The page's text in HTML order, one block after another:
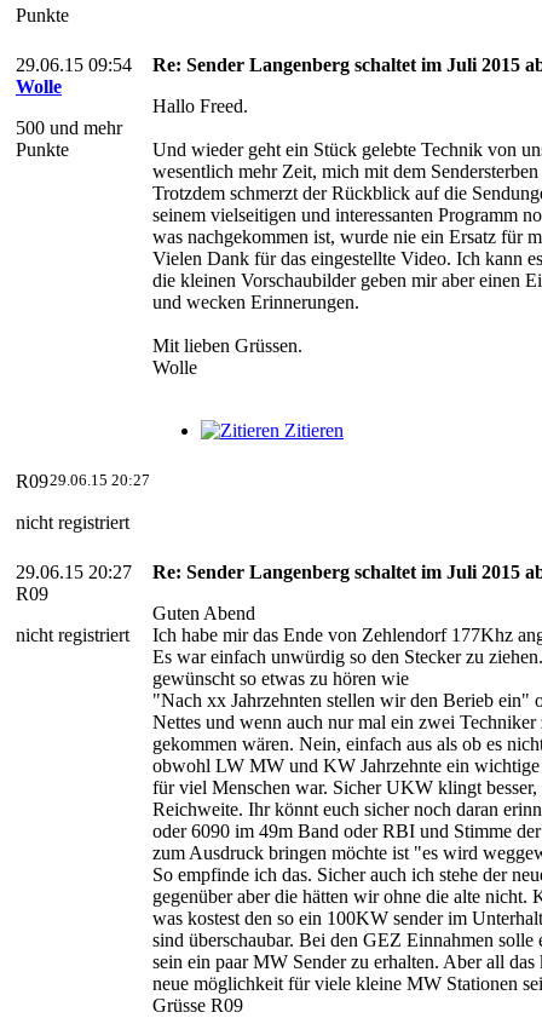
Punkte
29.06.15 09:54
Wolle
500 und mehr
Punkte
Re: Sender Langenberg schaltet im Juli 2015
Hallo Freed.
Und wieder geht ein Stück gelebte Technik von
wesentlich mehr Zeit, mich mit dem
Trotzdem schmerzt der Rückblick auf die
seinem vielseitigen und interessanten Programm
was nachgekommen ist, wurde nie ein Ersatz für
Vielen Dank für das eingestellte Video. Ich kann
die kleinen Vorschaubilder geben mir aber einen
und wecken Erinnerungen.
Mit lieben Grüssen.
Wolle
Zitieren
29.06.15 20:27
R09
nicht registriert
29.06.15 20:27
R09
nicht registriert
Re: Sender Langenberg schaltet im Juli 2015
Guten Abend
Ich habe mir das Ende von Zehlendorf 177Khz
Es war einfach unwürdig so den Stecker zu
gewünscht so etwas zu hören wie
"Nach xx Jahrzehnten stellen wir den Berieb ein"
Nettes und wenn auch nur mal ein zwei Techniker
gekommen wären. Nein, einfach aus als ob es
obwohl LW MW und KW Jahrzehnte ein
für viel Menschen war. Sicher UKW klingt besser,
Reichweite. Ihr könnt euch sicher noch daran
oder 6090 im 49m Band oder RBI und Stimme
zum Ausdruck bringen möchte ist "es wird
So empfinde ich das. Sicher auch ich stehe der
gegenüber aber die hätten wir ohne die alte nicht.
was kostest den so ein 100KW sender im
sind überschaubar. Bei den GEZ Einnahmen solle
sein ein paar MW Sender zu erhalten. Aber all das
neue möglichkeit für viele kleine MW Stationen
Grüsse R09